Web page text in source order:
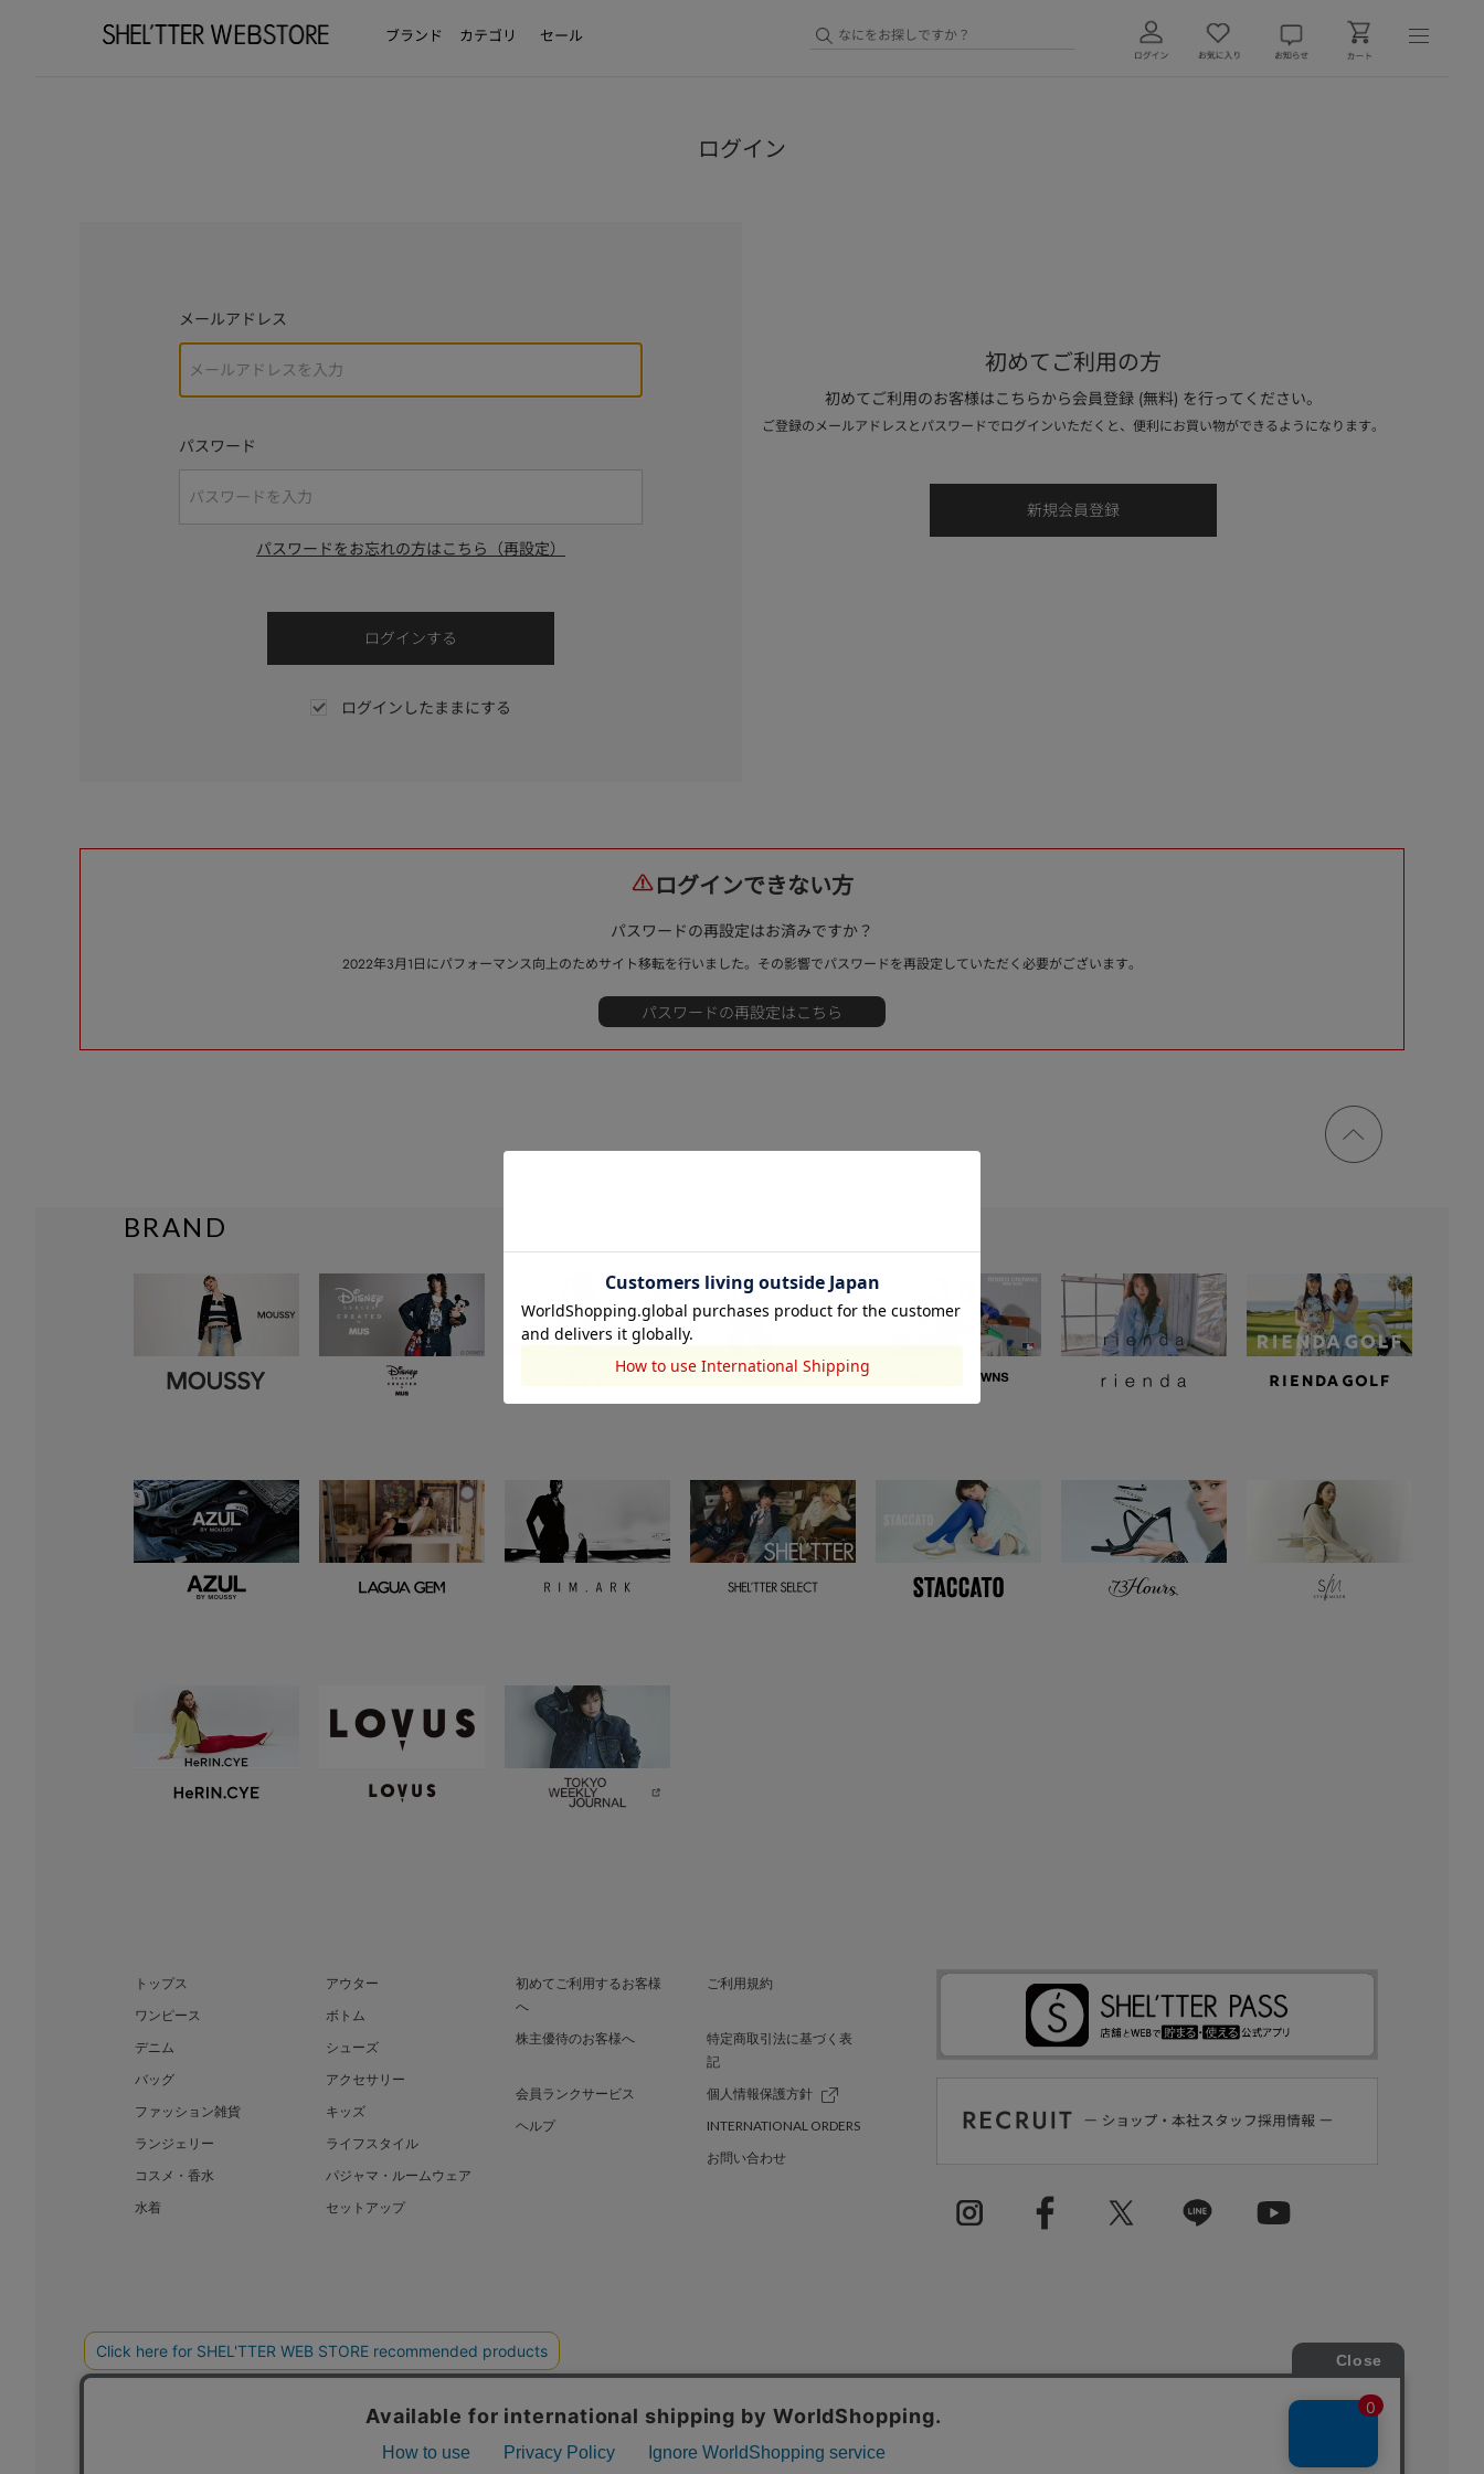
ブランド カテゴリ セール
ログイン
メールアドレス
パスワード
パスワードをお忘れの方はこちら（再設定）
ログインしたままにする
初めてご利用の方
初めてご利用のお客様はこちらから会員登録 (無料) を行ってください。
ご登録のメールアドレスとパスワードでログインいただくと、便利にお買い物ができるようになります。
ログインできない方
パスワードの再設定はお済みですか？
2022年3月1日にパフォーマンス向上のためサイト移転を行いました。その影響でパスワードを再設定していただく必要がございます。
ページ
トップ
BRAND
トップス
アウター
ワンピース
ボトム
デニム
シューズ
バッグ
アクセサリー
ファッション雑貨
キッズ
ランジェリー
ライフスタイル
コスメ・香水
パジャマ・ルームウェア
水着
セットアップ
初めてご利用するお客様
へ
ご利用規約
株主優待のお客様へ
特定商取引法に基づく表
記
会員ランクサービス
個人情報保護方針
ヘルプ
INTERNATIONAL ORDERS
お問い合わせ
BAROQUE JAPAN LIMITED SHEL’TTER GREEN 採用情報
COPYRIGHT © BAROQUE JAPAN LIMITED ALL RIGHTS RESERVED.